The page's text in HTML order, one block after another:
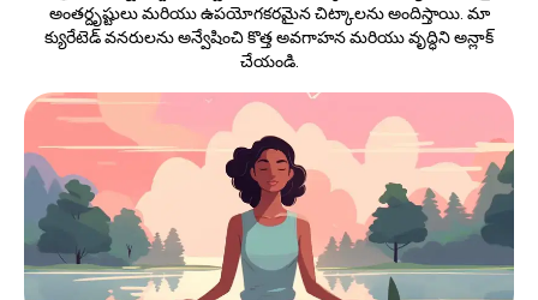
అంతర్దృష్టులు మరియు ఉపయోగకరమైన చిట్కాలను అందిస్తాయి. మా
క్యురేటెడ్ వనరులను అన్వేషించి కొత్త అవగాహన మరియు వృద్ధిని అన్లాక్
చేయండి.